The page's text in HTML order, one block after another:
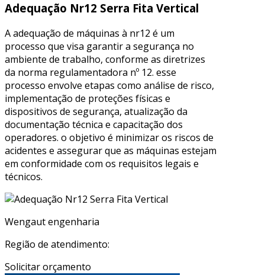
Adequação Nr12 Serra Fita Vertical
A adequação de máquinas à nr12 é um
processo que visa garantir a segurança no
ambiente de trabalho, conforme as diretrizes
da norma regulamentadora nº 12. esse
processo envolve etapas como análise de risco,
implementação de proteções físicas e
dispositivos de segurança, atualização da
documentação técnica e capacitação dos
operadores. o objetivo é minimizar os riscos de
acidentes e assegurar que as máquinas estejam
em conformidade com os requisitos legais e
técnicos.
Wengaut engenharia
Região de atendimento:
Solicitar orçamento